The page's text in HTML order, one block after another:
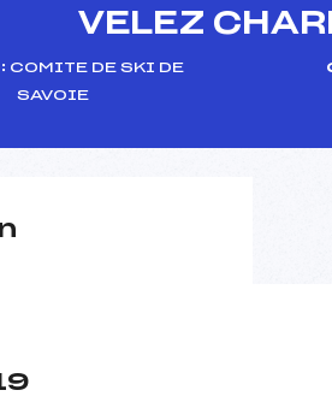
VELEZ
COMITE DE SKI DE
SAVOIE